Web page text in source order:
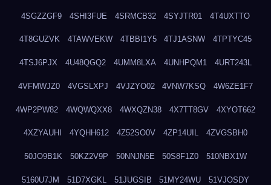
4SGZZGF9 4SHI3FUE 4SRMCB32 4SYJTR01 4T4UXTTO
4T8GUZVK 4TAWVEKW 4TBBI1Y5 4TJ1ASNW 4TPTYC45
4TSJ6PJX 4U48QGQ2 4UMM8LXA 4UNHPQM1 4URT243L
4VFMWJZ0 4VGSLXPJ 4VJZYO02 4VNW7KSQ 4W6ZE1F7
4WP2PW82 4WQWQXX8 4WXQZN38 4X7TT8GV 4XYOT662
4XZYAUHI 4YQHH612 4Z52SO0V 4ZP14UIL 4ZVGSBH0
50JO9B1K 50KZ2V9P 50NNJN5E 50S8F1Z0 510NBX1W
5160U7JM 51D7XGKL 51JUGSIB 51MY24WU 51VJOSDY